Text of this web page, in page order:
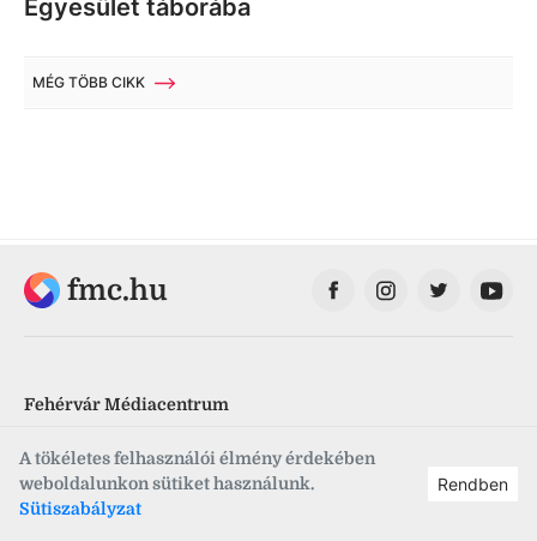
A tökéletes felhasználói élmény érdekében
weboldalunkon sütiket használunk.
Sütiszabályzat
Rendben
Egyesület táborába
MÉG TÖBB CIKK
fmc.hu
Fehérvár Médiacentrum
Fehérvár Televízió
Vörösmarty Rádió